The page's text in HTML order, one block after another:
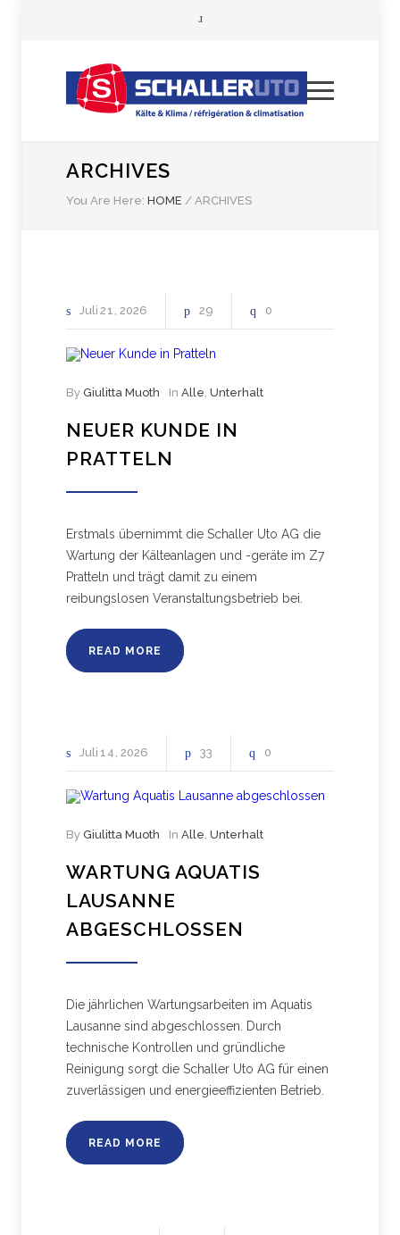
ARCHIVES
You Are Here: HOME / ARCHIVES
Juli 21 2026 29 0
By Giulitta Muoth In Alle, Unterhalt
NEUER KUNDE IN
PRATTELN
Erstmals übernimmt die Schaller Uto AG die
Wartung der Kälteanlagen und -geräte im Z7
Pratteln und trägt damit zu einem
reibungslosen Veranstaltungsbetrieb bei.
READ MORE
Juli 14 2026 33 0
By Giulitta Muoth In Alle, Unterhalt
WARTUNG AQUATIS
LAUSANNE
ABGESCHLOSSEN
Die jährlichen Wartungsarbeiten im Aquatis
Lausanne sind abgeschlossen. Durch
technische Kontrollen und gründliche
Reinigung sorgt die Schaller Uto AG für einen
zuverlässigen und energieeffizienten Betrieb.
READ MORE